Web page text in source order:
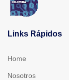
Links Rápidos
Home
Nosotros